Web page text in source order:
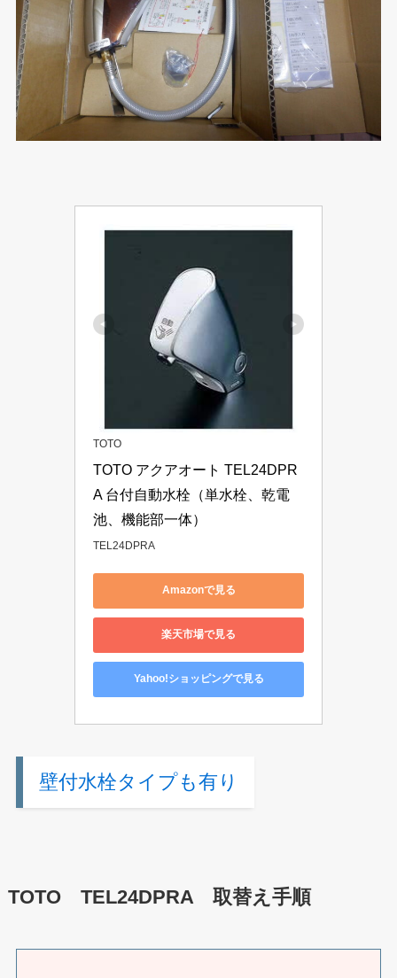
TOTO
TOTO アクアオート TEL24DPR
A 台付自動水栓（単水栓、乾電
池、機能部一体）
TEL24DPRA
Amazonで見る
楽天市場で見る
Yahoo!ショッピングで見る
壁付水栓タイプも有り
TOTO TEL24DPRA 取替え手順